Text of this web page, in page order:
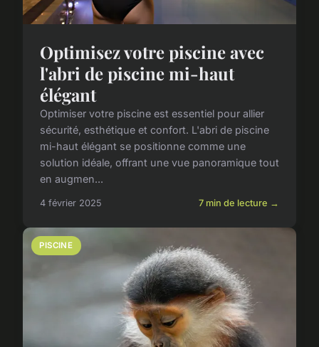
Optimisez votre piscine avec
l'abri de piscine mi-haut
élégant
Optimiser votre piscine est essentiel pour allier
sécurité, esthétique et confort. L'abri de piscine
mi-haut élégant se positionne comme une
solution idéale, offrant une vue panoramique tout
en augmen...
4 février 2025 7 min de lecture →
PISCINE